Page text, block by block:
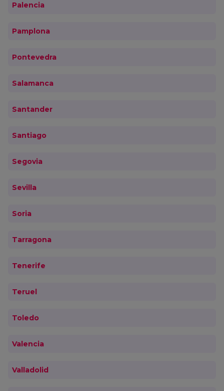
Palencia
Pamplona
Pontevedra
Salamanca
Santander
Santiago
Segovia
Sevilla
Soria
Tarragona
Tenerife
Teruel
Toledo
Valencia
Valladolid